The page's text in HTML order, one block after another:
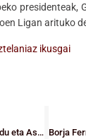
presidenteak,
Ligan arituko
ikusgai
Mikeldik arnasa hartu du eta Askartzak borrokan jarraitzen du Borja